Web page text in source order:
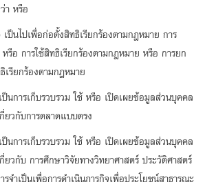
า หรือ
เป็นไปเพื่อก่อตั้งสิทธิเรียกร้องตามกฎหมาย การ
รือ การใช้สิทธิเรียกร้องตามกฎหมาย หรือ การยก
รียกร้องตามกฎหมาย
นการเก็บรวบรวม ใช้ หรือ เปิดเผยข้อมูลส่วนบุคคล
ยวกับการตลาดแบบตรง
นการเก็บรวบรวม ใช้ หรือ เปิดเผยข้อมูลส่วนบุคคล
ยวกับ การศึกษาวิจัยทางวิทยาศาสตร์ ประวัติศาสตร์
จำเป็นเพื่อการดำเนินภารกิจเพื่อประโยชน์สาธารณะ